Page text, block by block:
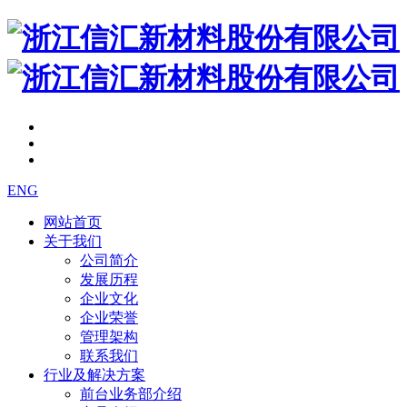
ENG
网站首页
关于我们
公司简介
发展历程
企业文化
企业荣誉
管理架构
联系我们
行业及解决方案
前台业务部介绍